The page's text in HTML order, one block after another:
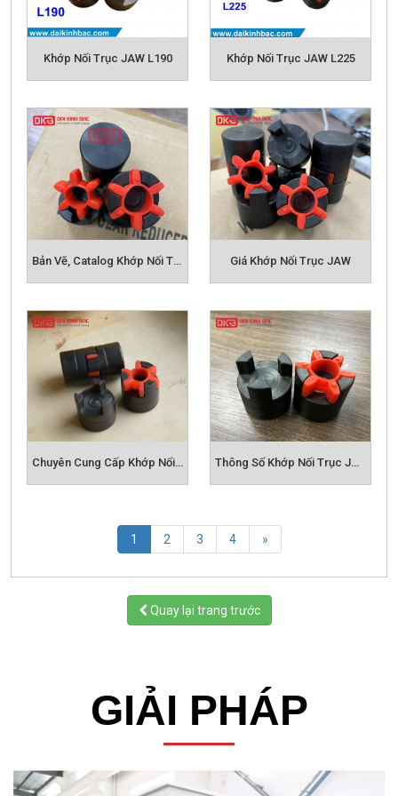
Khớp Nối Trục JAW L190 Khớp Nối Trục JAW L225
Giá Khớp Nối Trục JAW
Chuyên Cung Cấp Khớp Nối Trục JAW Thông Số Khớp Nối Trục JAW
1 (current)
2 3 4 »
Quay lại trang trước
GIẢI PHÁP